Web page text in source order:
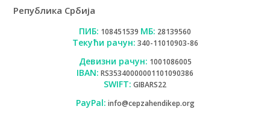
Република Србија
ПИБ: 108451539 МБ: 28139560
Текући рачун: 340-11010903-86
Девизни рачун: 1001086005
IBAN: RS35340000001101090386
SWIFT: GIBARS22
PayPal: info@cepzahendikep.org